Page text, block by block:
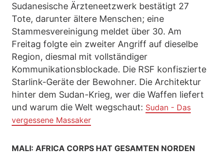
Sudanesische Ärzteneetzwerk bestätigt 27
Tote, darunter ältere Menschen; eine
Stammesvereinigung meldet über 30. Am
Freitag folgte ein zweiter Angriff auf dieselbe
Region, diesmal mit vollständiger
Kommunikationsblockade. Die RSF konfiszierte
Starlink-Geräte der Bewohner. Die Architektur
hinter dem Sudan-Krieg, wer die Waffen liefert
und warum die Welt wegschaut: Sudan - Das
vergessene Massaker
MALI: AFRICA CORPS HAT GESAMTEN NORDEN